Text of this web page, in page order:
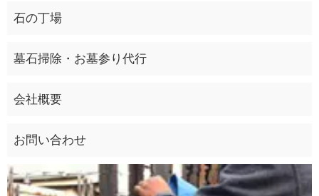
石の丁場
墓石掃除・お墓参り代行
会社概要
お問い合わせ